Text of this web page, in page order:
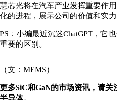
慧芯光将在汽车产业发挥重要作
化的进程，展示公司的价值和实力
PS：小编最近沉迷ChatGPT，它
重要的区别。
（文：MEMS）
更多SiC和GaN的市场资讯，请
半导体。